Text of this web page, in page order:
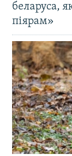
беларуса,
піярам»